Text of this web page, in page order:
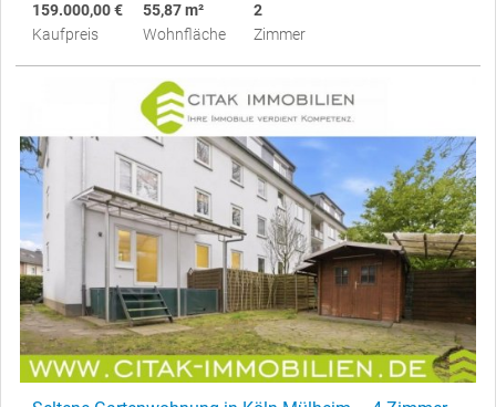
159.000,00 €
Kaufpreis
55,87 m²
Wohnfläche
2
Zimmer